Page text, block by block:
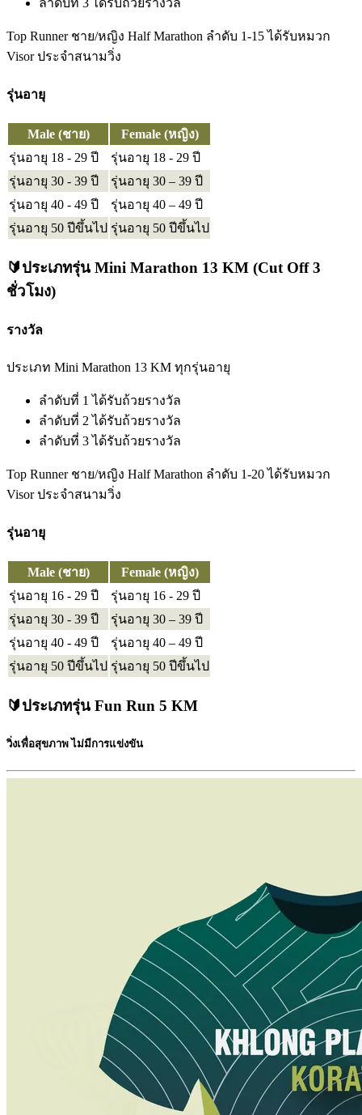
ลำดับที่ 3 ได้รับถ้วยรางวัล
Top Runner ชาย/หญิง Half Marathon ลำดับ 1-15 ได้รับหมวก
Visor ประจำสนามวิ่ง
รุ่นอายุ
Male (ชาย)
Female (หญิง)
รุ่นอายุ 18 - 29 ปี
รุ่นอายุ 18 - 29 ปี
รุ่นอายุ 30 - 39 ปี
รุ่นอายุ 30 – 39 ปี
รุ่นอายุ 40 - 49 ปี
รุ่นอายุ 40 – 49 ปี
รุ่นอายุ 50 ปีขึ้นไป รุ่นอายุ 50 ปีขึ้นไป
🔰ประเภทรุ่น Mini Marathon 13 KM (Cut Off 3
ชั่วโมง)
รางวัล
ประเภท Mini Marathon 13 KM ทุกรุ่นอายุ
ลำดับที่ 1 ได้รับถ้วยรางวัล
ลำดับที่ 2 ได้รับถ้วยรางวัล
ลำดับที่ 3 ได้รับถ้วยรางวัล
Top Runner ชาย/หญิง Half Marathon ลำดับ 1-20 ได้รับหมวก
Visor ประจำสนามวิ่ง
รุ่นอายุ
Male (ชาย)
Female (หญิง)
รุ่นอายุ 16 - 29 ปี
รุ่นอายุ 16 - 29 ปี
รุ่นอายุ 30 - 39 ปี
รุ่นอายุ 30 – 39 ปี
รุ่นอายุ 40 - 49 ปี
รุ่นอายุ 40 – 49 ปี
รุ่นอายุ 50 ปีขึ้นไป รุ่นอายุ 50 ปีขึ้นไป
🔰ประเภทรุ่น Fun Run 5 KM
วิ่งเพื่อสุขภาพ ไม่มีการแข่งขัน